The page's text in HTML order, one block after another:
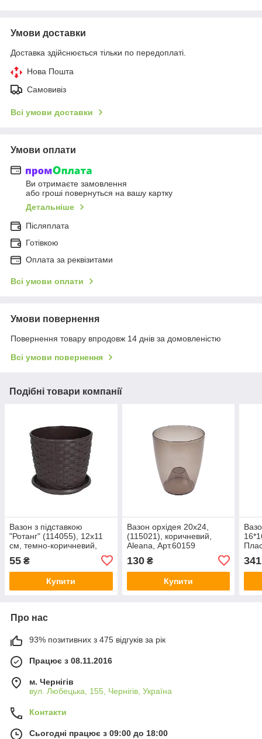
Умови доставки
Доставка здійснюється тільки по передоплаті.
Нова Пошта
Самовивіз
Всі умови доставки
Умови оплати
Ви отримаєте замовлення
або гроші повернуться на вашу картку
Детальніше
Післяплата
Готівкою
Оплата за реквізитами
Всі умови оплати
Умови повернення
Повернення товару впродовж 14 днів за домовленістю
Всі умови повернення
Подібні товари компанії
Вазон з підставкою
"Ротанг" (114055), 12х11
см, темно-коричневий,
55 ₴
Купити
Вазон орхідея 20х24,
(115021), коричневий,
Aleana, Арт.60159
130₴
Купити
341
Про нас
93% позитивних з 475 відгуків за рік
Працює з 08.11.2016
м. Чернігів
вул. Любецька, 155, Чернігів, Україна
Контакти
Сьогодні працює з 09:00 до 18:00